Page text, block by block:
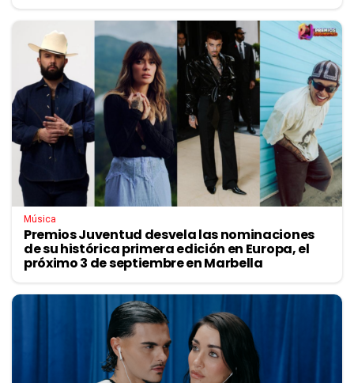
Música
Premios Juventud desvela las nominaciones
de su histórica primera edición en Europa, el
próximo 3 de septiembre en Marbella